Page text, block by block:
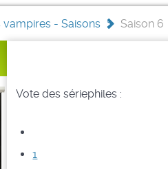
- Saisons > Saison 6
Vote des sériephiles :
1